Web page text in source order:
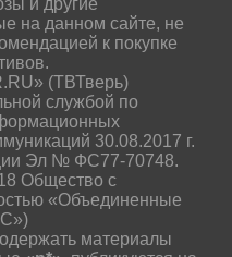
и другие
на данном сайте, не
к покупке
(ТВТверь)
службой по
30.08.2017 г.
Эл № ФС77-70748.
Общество с
«Объединенные
материалы